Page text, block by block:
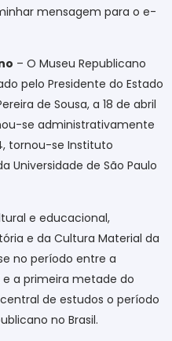
mensagem para o e-
– O Museu Republicano
pelo Presidente do Estado
de Sousa, a 18 de abril
se administrativamente
tornou-se Instituto
de São Paulo
e educacional,
e da Cultura Material da
no período entre a
a primeira metade do
de estudos o período
no Brasil.